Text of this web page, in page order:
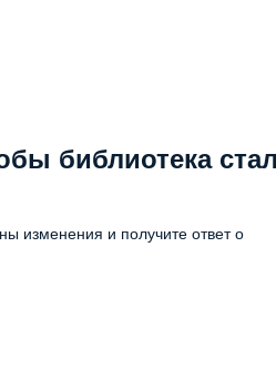
библиотека
изменения и получите ответ о